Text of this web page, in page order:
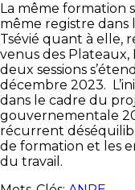
La même formation
même registre dans
Tsévié quant à elle,
venus des Plateaux,
deux sessions
décembre 2023.
dans le cadre du
gouvernementale
récurrent
de formation et les
du travail.